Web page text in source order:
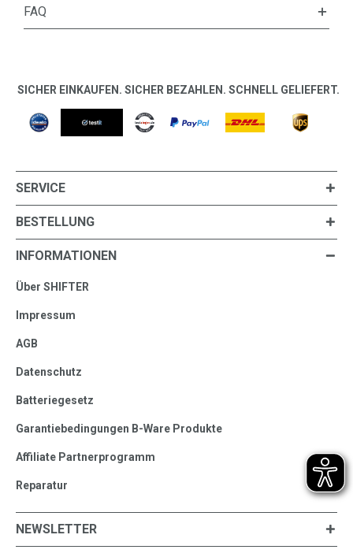
FAQ
SICHER EINKAUFEN. SICHER BEZAHLEN. SCHNELL GELIEFERT.
SERVICE
BESTELLUNG
INFORMATIONEN
Über SHIFTER
Impressum
AGB
Datenschutz
Batteriegesetz
Garantiebedingungen B-Ware Produkte
Affiliate Partnerprogramm
Reparatur
NEWSLETTER